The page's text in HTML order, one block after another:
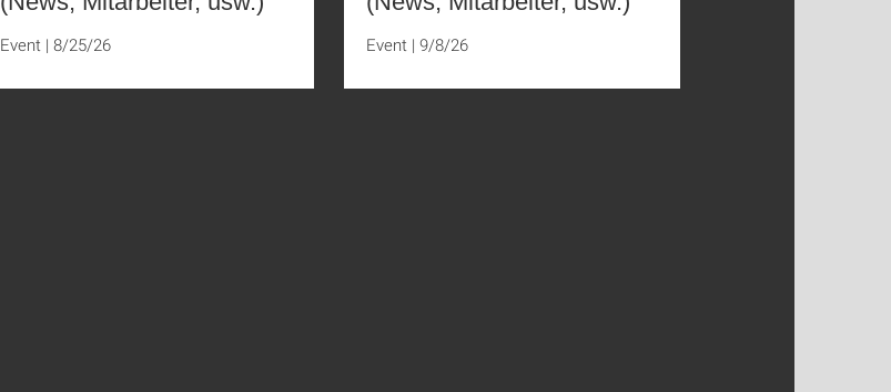
Event | 8/25/26 Event | 9/8/26